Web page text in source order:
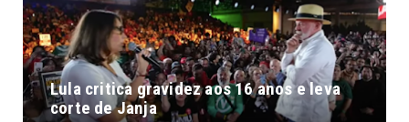
Lula critica gravidez aos 16 anos e leva
corte de Janja